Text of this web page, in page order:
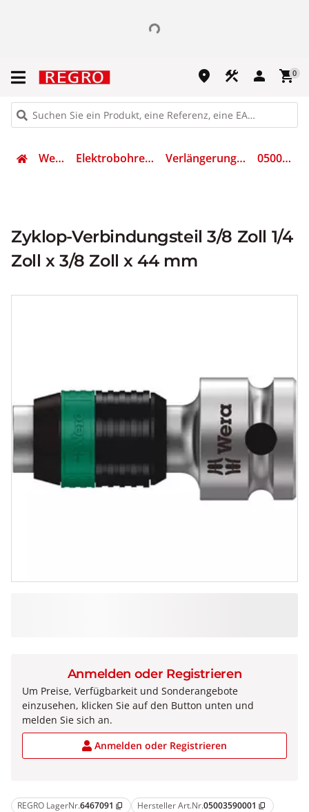
place construction person shopping_cart0
Werkzeug Elektrobohrer & Schrauber Verlängerungsstück für Bits 05003590001
Zyklop-Verbindungsteil 3/8 Zoll 1/4
Zoll x 3/8 Zoll x 44 mm
REGRO LagerNr.6467091 content_copy Hersteller Art.Nr.05003590001 content_copy
Anmelden oder Registrieren
Um Preise, Verfügbarkeit und Sonderangebote
einzusehen, klicken Sie auf den Button unten und
melden Sie sich an.
Anmelden oder Registrieren